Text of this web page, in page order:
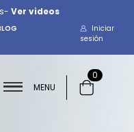
Ver videos
Iniciar
sesión
MENU
0